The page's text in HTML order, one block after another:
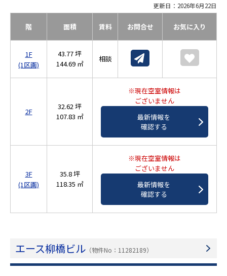
更新日：2026年6月22日
階 面積 賃料 お問合せ お気に入り
1F
(1区画)
43.77 坪
144.69 ㎡
相談
2F
32.62 坪
107.83 ㎡
※現在空室情報は
ございません
最新情報を
確認する
3F
(1区画)
35.8 坪
118.35 ㎡
※現在空室情報は
ございません
最新情報を
確認する
エース柳橋ビル （物件No：11282189）